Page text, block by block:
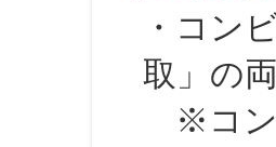
・コンビ
取」の
※コンビ